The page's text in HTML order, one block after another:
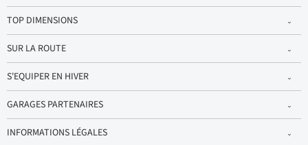
TOP DIMENSIONS
SUR LA ROUTE
S'EQUIPER EN HIVER
GARAGES PARTENAIRES
INFORMATIONS LÉGALES